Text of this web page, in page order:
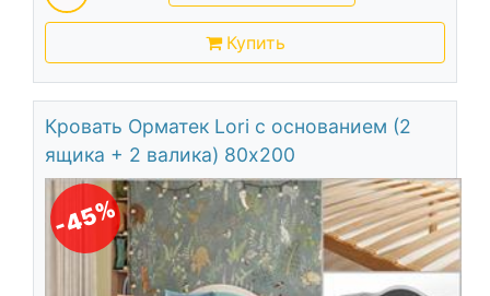
Купить
Кровать Орматек Lori с основанием (2
ящика + 2 валика) 80х200
-45%